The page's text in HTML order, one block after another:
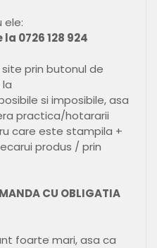
ele:
0726 128 924
prin butonul de
si imposibile, asa
practica/hotararii
care este stampila +
produs / prin
CU OBLIGATIA
foarte mari, asa ca